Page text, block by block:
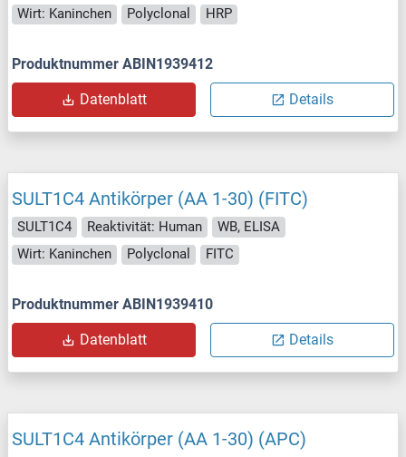
Wirt: Kaninchen Polyclonal HRP
Produktnummer ABIN1939412
Datenblatt Details
SULT1C4 Antikörper (AA 1-30) (FITC)
SULT1C4 Reaktivität: Human
WB, ELISA
Wirt: Kaninchen
Polyclonal FITC
Produktnummer ABIN1939410
Datenblatt Details
SULT1C4 Antikörper (AA 1-30) (APC)